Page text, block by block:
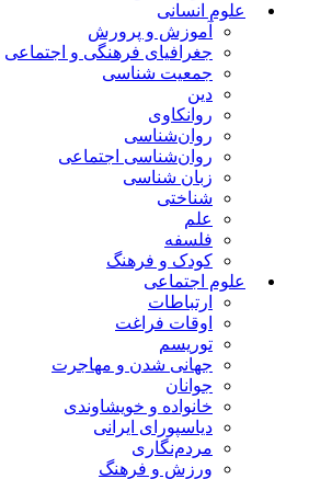
علوم انسانی
آموزش و پرورش
جغرافیای فرهنگی و اجتماعی
جمعیت شناسی
دین
روانکاوی
روان‌شناسی
روان‌شناسی اجتماعی
زبان شناسی
شناختی
علم
فلسفه
کودک و فرهنگ
علوم اجتماعی
ارتباطات
اوقات فراغت
توریسم
جهانی شدن و مهاجرت
جوانان
خانواده و خویشاوندی
دیاسپورای ایرانی
مردم‌نگاری
ورزش و فرهنگ